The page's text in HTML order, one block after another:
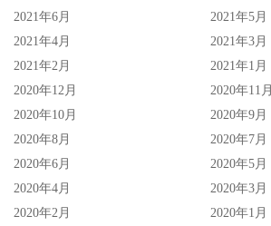
2021年6月
2021年5月
2021年4月
2021年3月
2021年2月
2021年1月
2020年12月
2020年11月
2020年10月
2020年9月
2020年8月
2020年7月
2020年6月
2020年5月
2020年4月
2020年3月
2020年2月
2020年1月